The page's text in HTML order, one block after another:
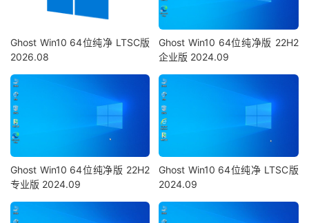
Ghost Win10 64位纯净 LTSC版
2026.08
Ghost Win10 64位纯净版 22H2
企业版 2024.09
Ghost Win10 64位纯净版 22H2
专业版 2024.09
Ghost Win10 64位纯净 LTSC版
2024.09